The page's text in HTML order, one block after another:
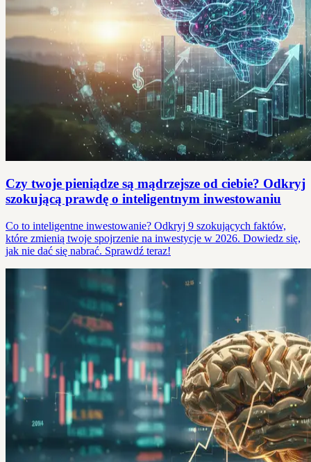
Czy twoje pieniądze są mądrzejsze od ciebie? Odkryj
szokującą prawdę o inteligentnym inwestowaniu
Co to inteligentne inwestowanie? Odkryj 9 szokujących faktów,
które zmienią twoje spojrzenie na inwestycje w 2026. Dowiedz się,
jak nie dać się nabrać. Sprawdź teraz!